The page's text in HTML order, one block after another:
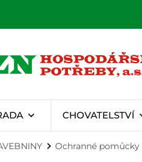
CHOVATELSTVÍ
Ochranné pomůcky